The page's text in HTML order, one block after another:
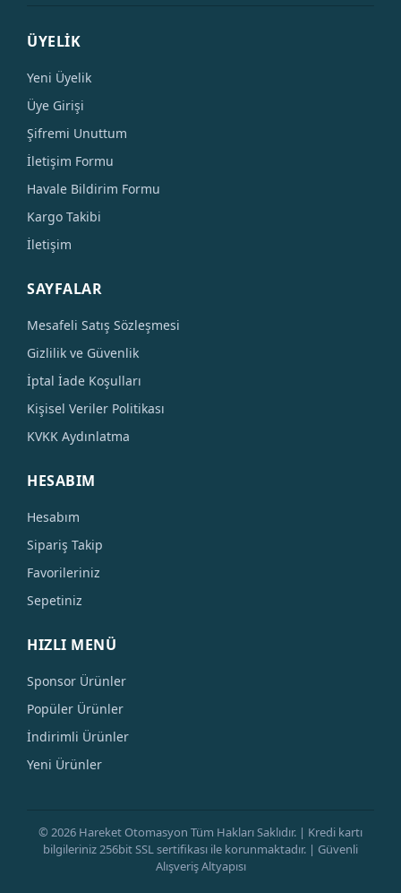
ÜYELİK
Yeni Üyelik
Üye Girişi
Şifremi Unuttum
İletişim Formu
Havale Bildirim Formu
Kargo Takibi
İletişim
SAYFALAR
Mesafeli Satış Sözleşmesi
Gizlilik ve Güvenlik
İptal İade Koşulları
Kişisel Veriler Politikası
KVKK Aydınlatma
HESABIM
Hesabım
Sipariş Takip
Favorileriniz
Sepetiniz
HIZLI MENÜ
Sponsor Ürünler
Popüler Ürünler
İndirimli Ürünler
Yeni Ürünler
© 2026 Hareket Otomasyon Tüm Hakları Saklıdır. | Kredi kartı
bilgileriniz 256bit SSL sertifikası ile korunmaktadır. | Güvenli
Alışveriş Altyapısı